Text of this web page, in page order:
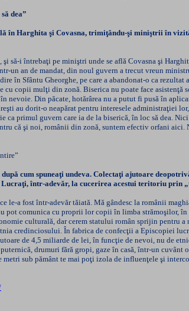
dea”
în Harghita şi Covasna, trimiţându-şi miniştrii în
i întrebaţi pe miniştri unde se află Covasna şi
un an de mandat, din noul guvern a trecut vreun
în Sfântu Gheorghe, pe care a abandonat-o ca
copii mulţi din zonă. Biserica nu poate face asistenţă
nevoie. Din păcate, hotărârea nu a putut fi pusă în
au dorit-o neapărat pentru interesele administraţiei
ca primul guvern care ia de la biserică, în loc să dea.
că şi noi, românii din zonă, suntem efectiv orfani aici.
cum spuneaţi undeva. Colectaţi ajutoare
într-adevăr, la cucerirea acestui teritoriu prin
fost într-adevăr tăiată. Mă gândesc la românii
pot comunica cu proprii lor copii în limba strămoşilor,
culturală, dar cerem statului român sprijin
credinciosului. În fabrica de confecţii a Episcopiei
de 4,5 miliarde de lei, în funcţie de nevoi, nu de
drumuri fără gropi, gaze în casă, într-un
sub pământ te mai poţi izola de influenţele şi